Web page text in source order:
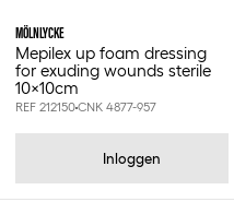
MÖLNLYCKE
Mepilex up foam dressing
for exuding wounds sterile
10x10cm
REF 212150CNK 4877-957
Inloggen